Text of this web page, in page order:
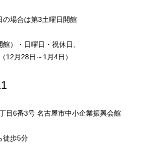
場合は第3土曜日開館
）・日曜日・祝休日、
12月28日～1月4日）
目6番3号 名古屋市中小企業振興会館
徒歩5分